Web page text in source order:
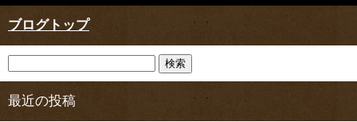
ブログトップ
最近の投稿